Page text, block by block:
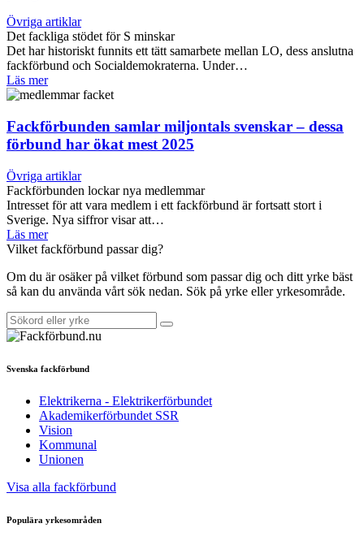
Övriga artiklar
Det fackliga stödet för S minskar
Det har historiskt funnits ett tätt samarbete mellan LO, dess anslutna
fackförbund och Socialdemokraterna. Under…
Läs mer
Fackförbunden samlar miljontals svenskar – dessa
förbund har ökat mest 2025
Övriga artiklar
Fackförbunden lockar nya medlemmar
Intresset för att vara medlem i ett fackförbund är fortsatt stort i
Sverige. Nya siffror visar att…
Läs mer
Vilket fackförbund passar dig?
Om du är osäker på vilket förbund som passar dig och ditt yrke bäst
så kan du använda vårt sök nedan. Sök på yrke eller yrkesområde.
Svenska fackförbund
Elektrikerna - Elektrikerförbundet
Akademikerförbundet SSR
Vision
Kommunal
Unionen
Visa alla fackförbund
Populära yrkesområden